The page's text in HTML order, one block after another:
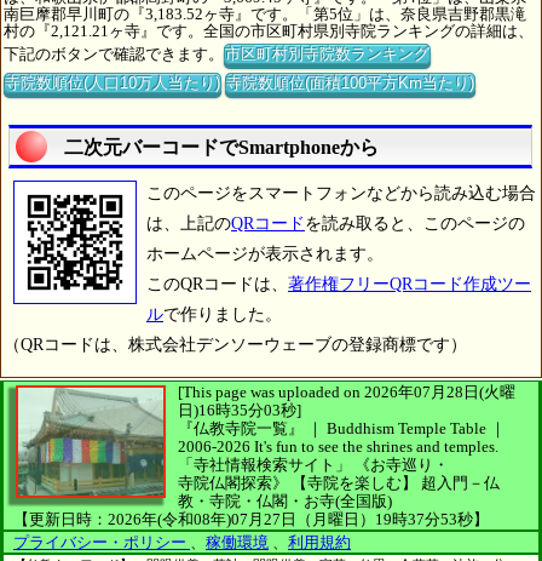
南巨摩郡早川町の『3,183.52ヶ寺』です。「第5位」は、奈良県吉野郡黒滝
村の『2,121.21ヶ寺』です。全国の市区町村県別寺院ランキングの詳細は、
下記のボタンで確認できます。市区町村別寺院数ランキング
寺院数順位(人口10万人当たり) 寺院数順位(面積100平方Km当たり)
二次元バーコードでSmartphoneから
このページをスマートフォンなどから読み込む場合
は、上記のQRコード を読み取ると、このページの
ホームページが表示されます。
このQRコードは、 著作権フリーQRコード作成ツー
ルで作りました。
（QRコードは、株式会社デンソーウェーブの登録商標です）
[This page was uploaded on 2026年07月28日(火曜
日)16時35分03秒]
『仏教寺院一覧』 ｜ Buddhism Temple Table ｜
2006-2026 It's fun to see the shrines and temples.
「寺社情報検索サイト」
《お寺巡り・
寺院仏閣探索》
【寺院を楽しむ】
超入門－仏
教・寺院・仏閣・お寺(全国版)
【更新日時：2026年(令和08年)07月27日（月曜日）19時37分53秒】
プライバシー・ポリシー 、 稼働環境 、 利用規約